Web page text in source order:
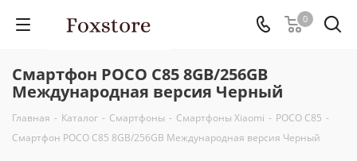
0
Смартфон POCO C85 8GB/256GB
Международная версия Черный
Главная - Каталог - Смартфоны - Смартфоны Xiaomi - POCO C85 -
Смартфон POCO C85 8GB/256GB Международная версия Черный